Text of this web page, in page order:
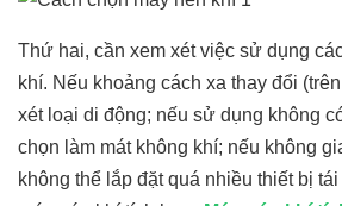
Thứ hai, cần xem xét việc sử dụng
khí. Nếu khoảng cách xa thay đổi
xét loại di động; nếu sử dụng không
chọn làm mát không khí; nếu không
không thể lắp đặt quá nhiều thiết bị